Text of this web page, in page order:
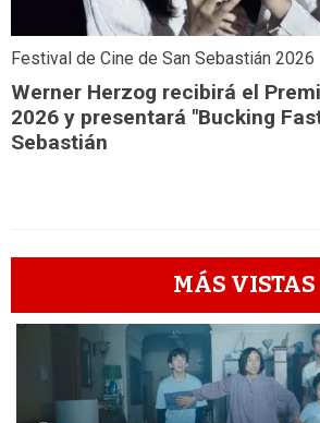
Festival de Cine de San Sebastián 2026
Werner Herzog recibirá el
2026 y presentará "Bucking
Sebastián
MÁS VISTAS
1